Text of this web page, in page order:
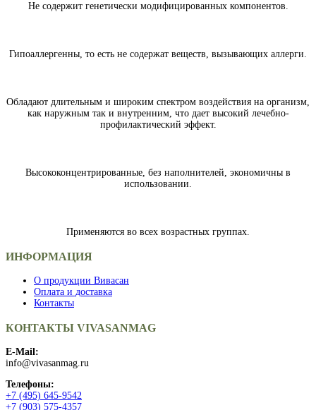
Не содержит генетически модифицированных компонентов.
Гипоаллергенны, то есть не содержат веществ, вызывающих аллерги.
Обладают длительным и широким спектром воздействия на организм,
как наружным так и внутренним, что дает высокий лечебно-
профилактический эффект.
Высококонцентрированные, без наполнителей, экономичны в
использовании.
Применяются во всех возрастных группах.
ИНФОРМАЦИЯ
О продукции Вивасан
Оплата и доставка
Контакты
КОНТАКТЫ VIVASANMAG
E-Mail:
info@vivasanmag.ru
Телефоны:
+7 (495) 645-9542
+7 (903) 575-4357